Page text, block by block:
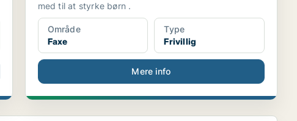
med til at styrke børn .
Område
Faxe
Type
Frivillig
Mere info